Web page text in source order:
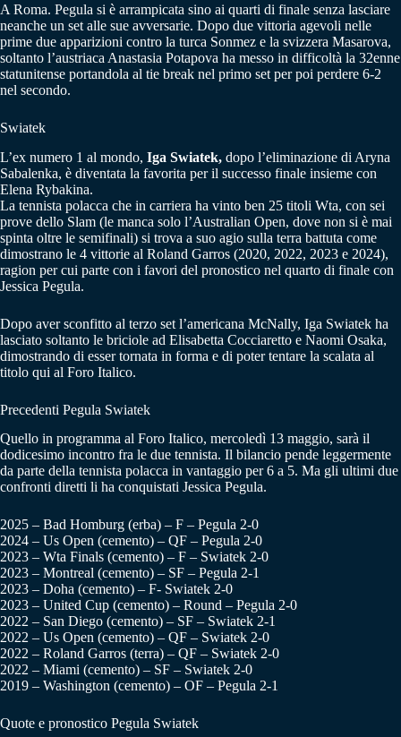
A Roma. Pegula si è arrampicata sino ai quarti di finale senza lasciare
neanche un set alle sue avversarie. Dopo due vittoria agevoli nelle
prime due apparizioni contro la turca Sonmez e la svizzera Masarova,
soltanto l’austriaca Anastasia Potapova ha messo in difficoltà la 32enne
statunitense portandola al tie break nel primo set per poi perdere 6-2
nel secondo.
Swiatek
L’ex numero 1 al mondo, Iga Swiatek, dopo l’eliminazione di Aryna
Sabalenka, è diventata la favorita per il successo finale insieme con
Elena Rybakina.
La tennista polacca che in carriera ha vinto ben 25 titoli Wta, con sei
prove dello Slam (le manca solo l’Australian Open, dove non si è mai
spinta oltre le semifinali) si trova a suo agio sulla terra battuta come
dimostrano le 4 vittorie al Roland Garros (2020, 2022, 2023 e 2024),
ragion per cui parte con i favori del pronostico nel quarto di finale con
Jessica Pegula.
Dopo aver sconfitto al terzo set l’americana McNally, Iga Swiatek ha
lasciato soltanto le briciole ad Elisabetta Cocciaretto e Naomi Osaka,
dimostrando di esser tornata in forma e di poter tentare la scalata al
titolo qui al Foro Italico.
Precedenti Pegula Swiatek
Quello in programma al Foro Italico, mercoledì 13 maggio, sarà il
dodicesimo incontro fra le due tennista. Il bilancio pende leggermente
da parte della tennista polacca in vantaggio per 6 a 5. Ma gli ultimi due
confronti diretti li ha conquistati Jessica Pegula.
2025 – Bad Homburg (erba) – F – Pegula 2-0
2024 – Us Open (cemento) – QF – Pegula 2-0
2023 – Wta Finals (cemento) – F – Swiatek 2-0
2023 – Montreal (cemento) – SF – Pegula 2-1
2023 – Doha (cemento) – F- Swiatek 2-0
2023 – United Cup (cemento) – Round – Pegula 2-0
2022 – San Diego (cemento) – SF – Swiatek 2-1
2022 – Us Open (cemento) – QF – Swiatek 2-0
2022 – Roland Garros (terra) – QF – Swiatek 2-0
2022 – Miami (cemento) – SF – Swiatek 2-0
2019 – Washington (cemento) – OF – Pegula 2-1
Quote e pronostico Pegula Swiatek